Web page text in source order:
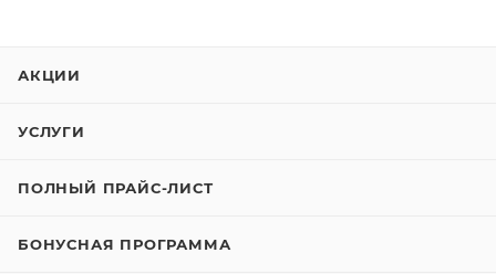
АКЦИИ
УСЛУГИ
ПОЛНЫЙ ПРАЙС-ЛИСТ
БОНУСНАЯ ПРОГРАММА